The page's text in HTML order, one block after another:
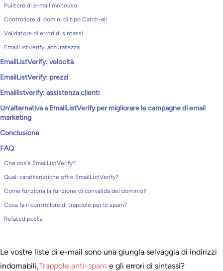
Pulitore di e-mail monouso
Controllore di domini di tipo Catch-all
Validatore di errori di sintassi
EmailListVerify: accuratezza
EmailListVerify: velocità
EmailListVerify: prezzi
Emaillistverify: assistenza clienti
Un’alternativa a EmailListVerify per migliorare le campagne di email
marketing
Conclusione
FAQ
Che cos’è EmailListVerify?
Quali caratteristiche offre EmailListVerify?
Come funziona la funzione di convalida del dominio?
Cosa fa il controllore di trappole per lo spam?
Related posts:
Le vostre liste di e-mail sono una giungla selvaggia di indirizzi
indomabili,Trappole anti-spam e gli errori di sintassi?